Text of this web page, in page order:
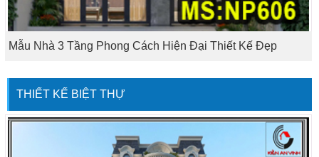
Mẫu Nhà 3 Tầng Phong Cách Hiện Đại Thiết Kế Đẹp
THIẾT KẾ BIỆT THỰ